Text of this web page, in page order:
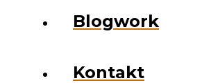
Blogwork
Kontakt